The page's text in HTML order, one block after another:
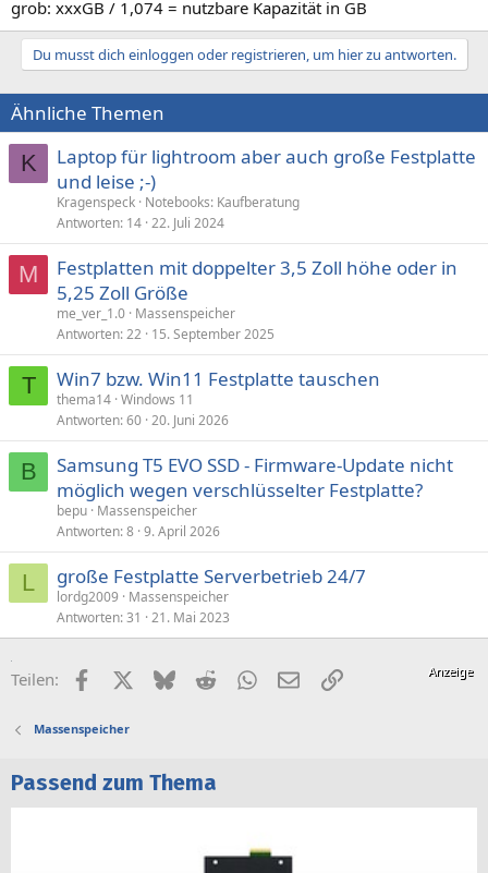
grob: xxxGB / 1,074 = nutzbare Kapazität in GB
Du musst dich einloggen oder registrieren, um hier zu antworten.
Ähnliche Themen
K
Laptop für lightroom aber auch große Festplatte
und leise ;-)
Kragenspeck Notebooks: Kaufberatung
Antworten 14 22. Juli 2024
M
Festplatten mit doppelter 3,5 Zoll höhe oder in
5,25 Zoll Größe
me_ver_1.0 Massenspeicher
Antworten 22 15. September 2025
T Win7 bzw. Win11 Festplatte tauschen
thema14 Windows 11
Antworten 60 20. Juni 2026
B
Samsung T5 EVO SSD - Firmware-Update nicht
möglich wegen verschlüsselter Festplatte?
bepu Massenspeicher
Antworten 8 9. April 2026
L große Festplatte Serverbetrieb 24/7
lordg2009
Massenspeicher
Antworten 31 21. Mai 2023
Teilen: FacebookX (Twitter)
BlueskyRedditWhatsApp
E-MailLink
Massenspeicher
Passend zum Thema